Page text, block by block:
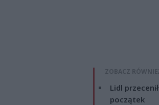
ZOBACZ
Lidl
początek